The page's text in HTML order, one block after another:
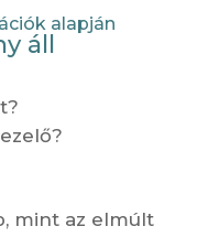
alapján
áll
mint az elmúlt